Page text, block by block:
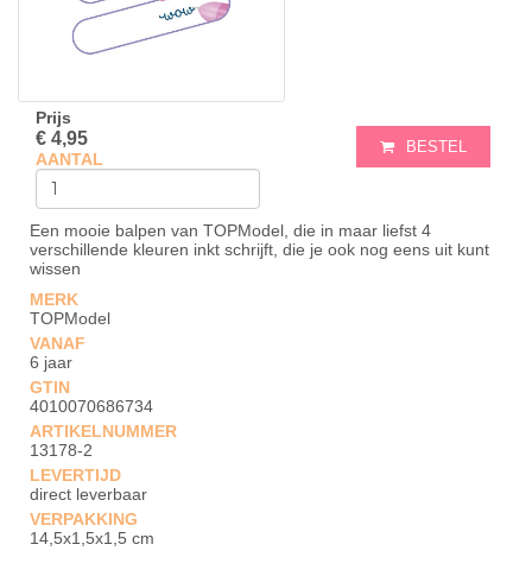
Prijs
€ 4,95
AANTAL
BESTEL
Een mooie balpen van TOPModel, die in maar liefst 4
verschillende kleuren inkt schrijft, die je ook nog eens uit kunt
wissen
MERK
TOPModel
VANAF
6 jaar
GTIN
4010070686734
ARTIKELNUMMER
13178-2
LEVERTIJD
direct leverbaar
VERPAKKING
14,5x1,5x1,5 cm